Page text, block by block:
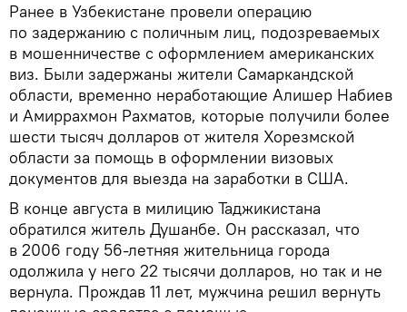
Ранее в Узбекистане провели операцию
по задержанию с поличным лиц, подозреваемых
в мошенничестве с оформлением американских
виз. Были задержаны жители Самаркандской
области, временно неработающие Алишер Набиев
и Амиррахмон Рахматов, которые получили более
шести тысяч долларов от жителя Хорезмской
области за помощь в оформлении визовых
документов для выезда на заработки в США.
В конце августа в милицию Таджикистана
обратился житель Душанбе. Он рассказал, что
в 2006 году 56-летняя жительница города
одолжила у него 22 тысячи долларов, но так и не
вернула. Прождав 11 лет, мужчина решил вернуть